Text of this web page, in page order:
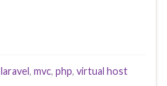
laravel, mvc, php, virtual host